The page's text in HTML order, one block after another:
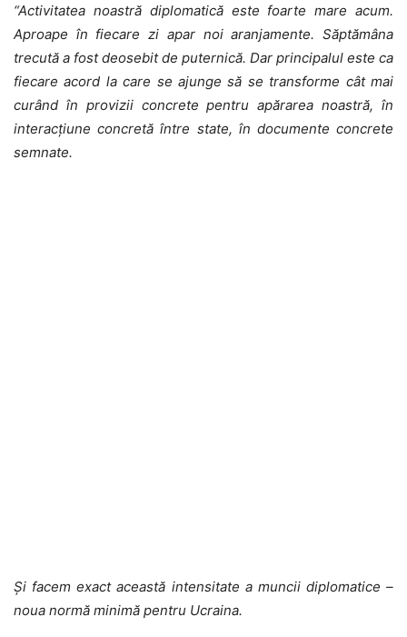
“Activitatea noastră diplomatică este foarte mare acum.
Aproape în fiecare zi apar noi aranjamente. Săptămâna
trecută a fost deosebit de puternică. Dar principalul este ca
fiecare acord la care se ajunge să se transforme cât mai
curând în provizii concrete pentru apărarea noastră, în
interacțiune concretă între state, în documente concrete
semnate.
Și facem exact această intensitate a muncii diplomatice –
noua normă minimă pentru Ucraina.